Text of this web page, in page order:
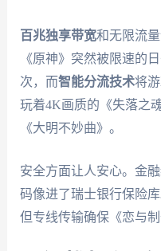
百兆独享带宽和无限流
《原神》突然被限速的
次，而智能分流技术将
玩着4K画质的《失落之
《大明不妙曲》。
安全方面让人安心。金
码像进了瑞士银行保险
但专线传输确保《恋与